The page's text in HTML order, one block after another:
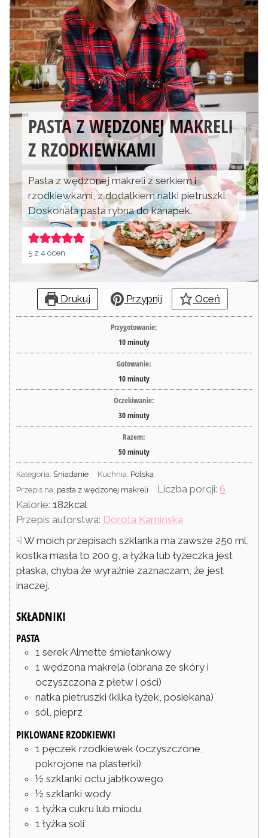
PASTA Z WĘDZONEJ MAKRELI
Z RZODKIEWKAMI
Pasta z wędzonej makreli z serkiem i
rzodkiewkami, z dodatkiem natki pietruszki.
Doskonała pasta rybna do kanapek.
5 z4 ocen
Drukuj Przypnij Oceń
Przygotowanie:
10minuty
Gotowanie:
10minuty
Oczekiwanie:
30minuty
Razem:
50minuty
Kategoria: Śniadanie Kuchnia: Polska
Przepis na: pasta z wędzonej makreli Liczba porcji: 6
Kalorie: 182kcal
Przepis autorstwa: Dorota Kamińska
☟ W moich przepisach szklanka ma zawsze 250 ml,
kostka masła to 200 g, a łyżka lub łyżeczka jest
płaska, chyba że wyraźnie zaznaczam, że jest
inaczej.
SKŁADNIKI
PASTA
1 serek Almette śmietankowy
1 wędzona makrela (obrana ze skóry i
oczyszczona z płetw i ości)
natka pietruszki (kilka łyżek, posiekana)
sól, pieprz
PIKLOWANE RZODKIEWKI
1 pęczek rzodkiewek (oczyszczone,
pokrojone na plasterki)
½ szklanki octu jabłkowego
½ szklanki wody
1 łyżka cukru lub miodu
1 łyżka soli